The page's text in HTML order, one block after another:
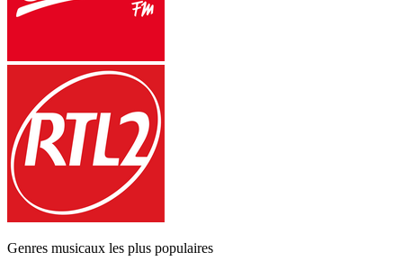
Genres musicaux les plus populaires